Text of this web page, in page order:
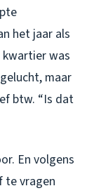
het jaar als
was
maar
btw. “Is dat
En volgens
te vragen